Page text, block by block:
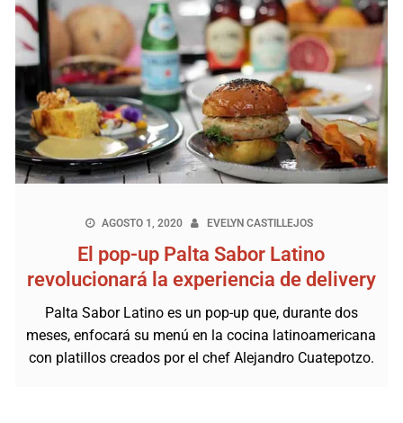
AGOSTO 1, 2020 EVELYN CASTILLEJOS
El pop-up Palta Sabor Latino
revolucionará la experiencia de delivery
Palta Sabor Latino es un pop-up que, durante dos
meses, enfocará su menú en la cocina latinoamericana
con platillos creados por el chef Alejandro Cuatepotzo.